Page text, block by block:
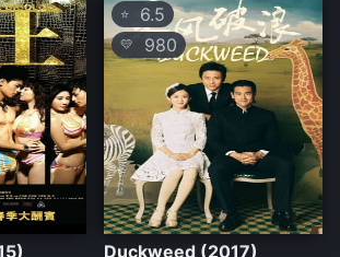
⭐ 6.5
💛 980
Duckweed (2017)